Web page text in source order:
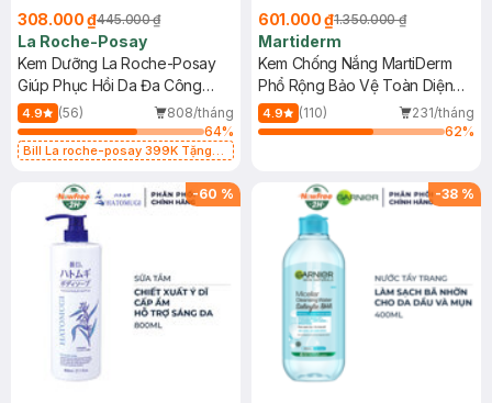
308.000 ₫445.000 ₫
La Roche-Posay
Kem Dưỡng La Roche-Posay
Giúp Phục Hồi Da Đa Công
Dụng 40ml
4.9 (56)
808/tháng
64%
Bill La roche-posay 399K Tặng
(SL có hạn)
601.000 ₫1.350.000 ₫
Martiderm
Kem Chống Nắng MartiDerm
Phổ Rộng Bảo Vệ Toàn Diện
40ml
4.9 (110)
231/tháng
62%
-60 % -38 %